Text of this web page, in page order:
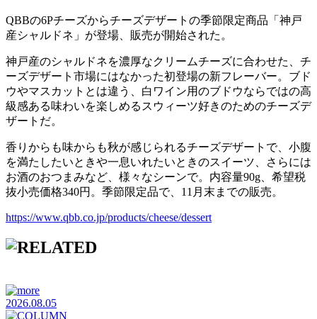
QBBの6Pチーズからチーズデザートの季節限定商品「神戸
産シャルドネ」が登場、販売が開始された。
神戸産のシャルドネを濃厚なクリームチーズに合わせた、チ
ーズデザート市場にはなかった初登場の新フレーバー。ブド
ウやマスカットとは違う、白ワイン用のブドウならではの高
級感ある味わいを楽しめるスウィーツ好きのためのチーズデ
ザートだ。
香りからも味からも秋が感じられるチーズデザートで、小腹
を満たしたいときや一息いれたいときのスイーツ、さらには
お酒のおつまみなど、様々なシーンで。内容量90g、希望税
抜小売価格340円。季節限定品で、11月末までの販売。
https://www.qbb.co.jp/products/cheese/dessert
2026.08.05